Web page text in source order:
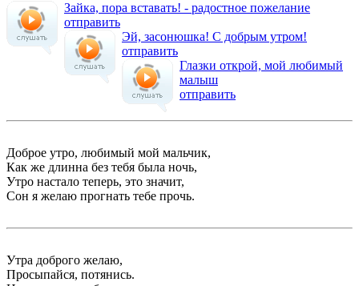
Зайка, пора вставать! - радостное пожелание
отправить
Эй, засонюшка! С добрым утром!
отправить
Глазки открой, мой любимый
малыш
отправить
Доброе утро, любимый мой мальчик,
Как же длинна без тебя была ночь,
Утро настало теперь, это значит,
Сон я желаю прогнать тебе прочь.
Утра доброго желаю,
Просыпайся, потянись.